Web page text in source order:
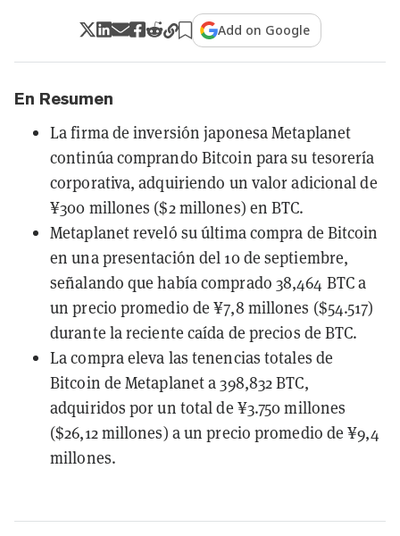
Add on Google
En Resumen
La firma de inversión japonesa Metaplanet
continúa comprando Bitcoin para su tesorería
corporativa, adquiriendo un valor adicional de
¥300 millones ($2 millones) en BTC.
Metaplanet reveló su última compra de Bitcoin
en una presentación del 10 de septiembre,
señalando que había comprado 38,464 BTC a
un precio promedio de ¥7,8 millones ($54.517)
durante la reciente caída de precios de BTC.
La compra eleva las tenencias totales de
Bitcoin de Metaplanet a 398,832 BTC,
adquiridos por un total de ¥3.750 millones
($26,12 millones) a un precio promedio de ¥9,4
millones.